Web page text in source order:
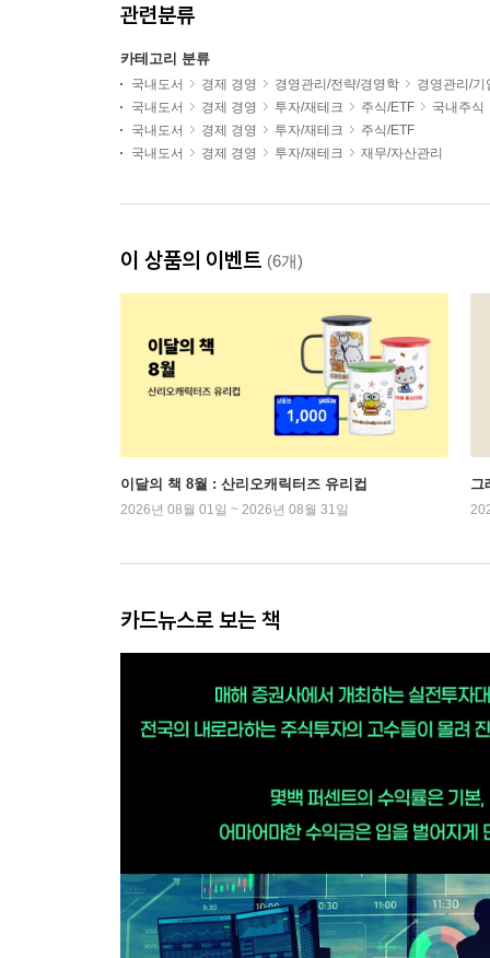
관련분류
카테고리 분류
국내도서 경제 경영 경영관리/전략/경영학
경영관리/기
국내도서
경제 경영 투자/재테크 주식/ETF
국내주식
국내도서
경제 경영 투자/재테크
주식/ETF
국내도서
경제 경영 투자/재테크 재무/자산관리
이 상품의 이벤트 (6개)
이달의 책 8월 : 산리오캐릭터즈 유리컵
2026년 08월 01일 ~ 2026년 08월 31일
그
카드뉴스로 보는 책